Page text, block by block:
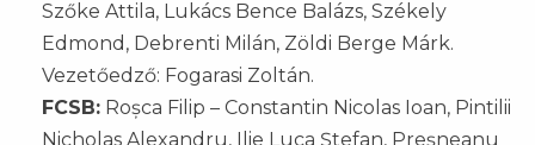
Szőke Attila, Lukács Bence Balázs, Székely
Edmond, Debrenti Milán, Zöldi Berge Márk.
Vezetőedző: Fogarasi Zoltán.
FCSB: Roșca Filip – Constantin Nicolas Ioan, Pintilii
Nicholas Alexandru, Ilie Luca Ștefan, Preșneanu